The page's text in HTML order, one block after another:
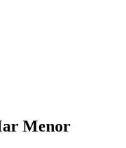
Menor